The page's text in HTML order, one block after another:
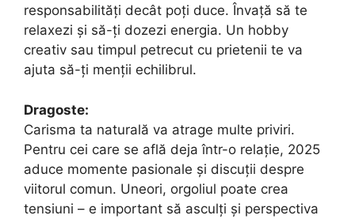
responsabilități decât poți duce. Învață să te
relaxezi și să-ți dozezi energia. Un hobby
creativ sau timpul petrecut cu prietenii te va
ajuta să-ți menții echilibrul.
Dragoste:
Carisma ta naturală va atrage multe priviri.
Pentru cei care se află deja într-o relație, 2025
aduce momente pasionale și discuții despre
viitorul comun. Uneori, orgoliul poate crea
tensiuni – e important să asculți și perspectiva